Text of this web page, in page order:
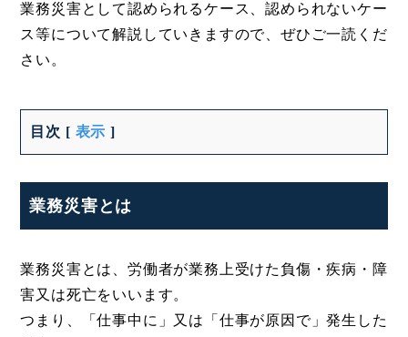
業務災害として認められるケース、認められないケー
ス等について解説していきますので、ぜひご一読くだ
さい。
目次 [ 表示 ]
業務災害とは
業務災害とは、労働者が業務上受けた負傷・疾病・障
害又は死亡をいいます。
つまり、「仕事中に」又は「仕事が原因で」発生した